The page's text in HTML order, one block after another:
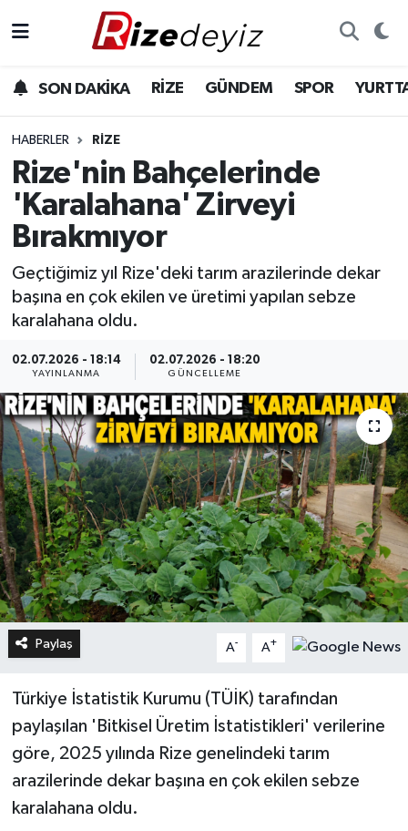
SON DAKİKA RİZE GÜNDEM SPOR
HABERLER RIZE
Rize'nin Bahçelerinde
'Karalahana' Zirveyi
Bırakmıyor
Geçtiğimiz yıl Rize'deki tarım arazilerinde dekar
başına en çok ekilen ve üretimi yapılan sebze
karalahana oldu.
02.07.2026 - 18:14
YAYINLANMA
02.07.2026 - 18:20
GÜNCELLEME
Paylaş A- A+
Türkiye İstatistik Kurumu (TÜİK) tarafından
paylaşılan 'Bitkisel Üretim İstatistikleri' verilerine
göre, 2025 yılında Rize genelindeki tarım
arazilerinde dekar başına en çok ekilen sebze
karalahana oldu.
Gündem
Yurttan Haberler
Ekonomi
Sağlık
Rize Hava Durumu
Rize Trafik Yoğunluk Haritası
Süper Lig Puan Durumu ve Fikstür
Tüm Manşetler
Son Dakika Haberleri